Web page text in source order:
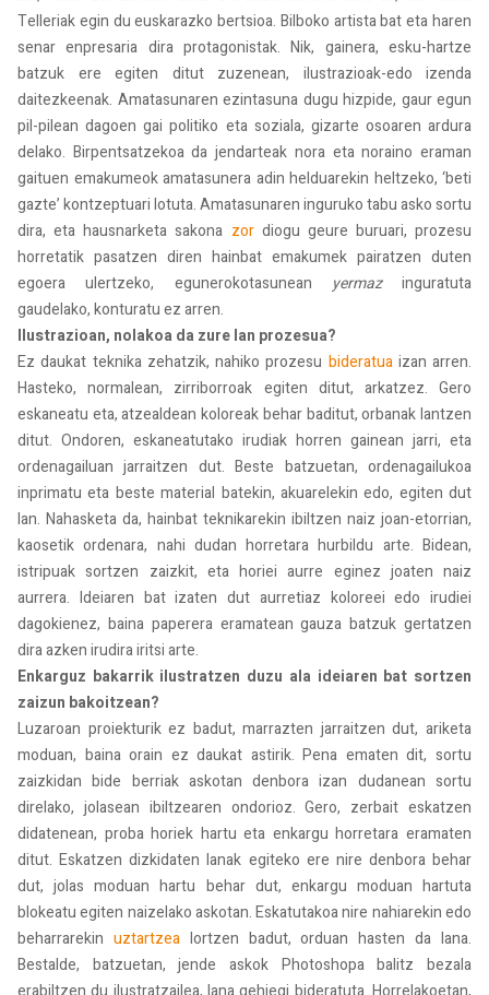
Telleriak egin du euskarazko bertsioa. Bilboko artista bat eta haren
senar enpresaria dira protagonistak. Nik, gainera, esku-hartze
batzuk ere egiten ditut zuzenean, ilustrazioak-edo izenda
daitezkeenak. Amatasunaren ezintasuna dugu hizpide, gaur egun
pil-pilean dagoen gai politiko eta soziala, gizarte osoaren ardura
delako. Birpentsatzekoa da jendarteak nora eta noraino eraman
gaituen emakumeok amatasunera adin helduarekin heltzeko, ‘beti
gazte’ kontzeptuari lotuta. Amatasunaren inguruko tabu asko sortu
dira, eta hausnarketa sakona zordiogu geure buruari, prozesu
horretatik pasatzen diren hainbat emakumek pairatzen duten
egoera ulertzeko, egunerokotasunean yermazinguratuta
gaudelako, konturatu ez arren.
Ilustrazioan, nolakoa da zure lan prozesua?
Ez daukat teknika zehatzik, nahiko prozesu bideratuaizan arren.
Hasteko, normalean, zirriborroak egiten ditut, arkatzez. Gero
eskaneatu eta, atzealdean koloreak behar baditut, orbanak lantzen
ditut. Ondoren, eskaneatutako irudiak horren gainean jarri, eta
ordenagailuan jarraitzen dut. Beste batzuetan, ordenagailukoa
inprimatu eta beste material batekin, akuarelekin edo, egiten dut
lan. Nahasketa da, hainbat teknikarekin ibiltzen naiz joan-etorrian,
kaosetik ordenara, nahi dudan horretara hurbildu arte. Bidean,
istripuak sortzen zaizkit, eta horiei aurre eginez joaten naiz
aurrera. Ideiaren bat izaten dut aurretiaz koloreei edo irudiei
dagokienez, baina paperera eramatean gauza batzuk gertatzen
dira azken irudira iritsi arte.
Enkarguz bakarrik ilustratzen duzu ala ideiaren bat sortzen
zaizun bakoitzean?
Luzaroan proiekturik ez badut, marrazten jarraitzen dut, ariketa
moduan, baina orain ez daukat astirik. Pena ematen dit, sortu
zaizkidan bide berriak askotan denbora izan dudanean sortu
direlako, jolasean ibiltzearen ondorioz. Gero, zerbait eskatzen
didatenean, proba horiek hartu eta enkargu horretara eramaten
ditut. Eskatzen dizkidaten lanak egiteko ere nire denbora behar
dut, jolas moduan hartu behar dut, enkargu moduan hartuta
blokeatu egiten naizelako askotan. Eskatutakoa nire nahiarekin edo
beharrarekin uztartzealortzen badut, orduan hasten da lana.
Bestalde, batzuetan, jende askok Photoshopa balitz bezala